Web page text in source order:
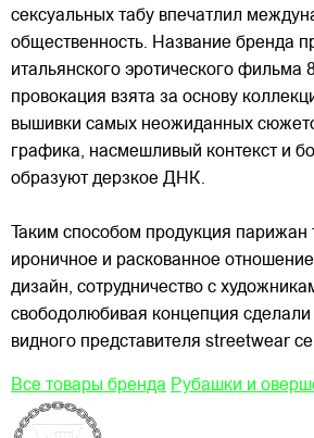
сексуальных табу впечатлил
общественность. Название бренда
итальянского эротического фильма
провокация взята за основу
вышивки самых неожиданных
графика, насмешливый контекст и
образуют дерзкое ДНК.
Таким способом продукция парижан
ироничное и раскованное
дизайн, сотрудничество с
свободолюбивая концепция
видного представителя streetwear
Все товары бренда Рубашки и